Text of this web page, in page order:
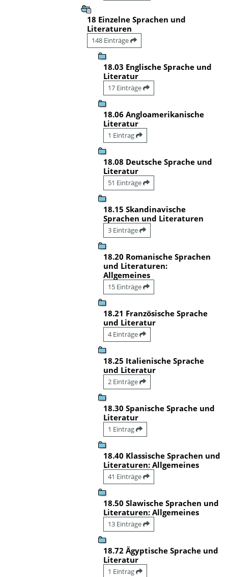
18 Einzelne Sprachen und
Literaturen
148 Einträge
18.03 Englische Sprache und
Literatur
17 Einträge
18.06 Angloamerikanische
Literatur
1 Eintrag
18.08 Deutsche Sprache und
Literatur
51 Einträge
18.15 Skandinavische
Sprachen und Literaturen
3 Einträge
18.20 Romanische Sprachen
und Literaturen:
Allgemeines
15 Einträge
18.21 Französische Sprache
und Literatur
4 Einträge
18.25 Italienische Sprache
und Literatur
2 Einträge
18.30 Spanische Sprache und
Literatur
1 Eintrag
18.40 Klassische Sprachen und
Literaturen: Allgemeines
41 Einträge
18.50 Slawische Sprachen und
Literaturen: Allgemeines
13 Einträge
18.72 Ägyptische Sprache und
Literatur
1 Eintrag